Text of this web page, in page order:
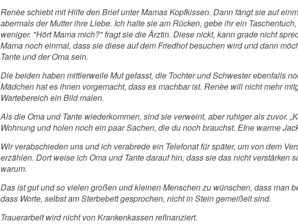
Renèe schiebt mit Hilfe den Brief unter Mamas Kopfkissen. Dann fängt sie auf
abermals der Mutter ihre Liebe. Ich halte sie am Rücken, gebe ihr ein
weniger. "Hört Mama mich?" fragt sie die Ärztin. Diese nickt, kann grade nicht
Mama noch einmal, dass sie diese auf dem Friedhof besuchen wird und dann
Tante und der Oma sein.
Die beiden haben mittlerweile Mut gefasst, die Tochter und Schwester ebenfalls
Mädchen hat es ihnen vorgemacht, dass es machbar ist. Renèe will nicht mehr
Wartebereich ein Bild malen.
Als die Oma und Tante wiederkommen, sind sie verweint, aber ruhiger als zuvor.
Wohnung und holen noch ein paar Sachen, die du noch brauchst. EIne warme
Wir verabschieden uns und ich verabrede ein Telefonat für später, um von dem
erzählen. Dort weise ich Oma und Tante darauf hin, dass sie das nicht verstärken
warum.
Das ist gut und so vielen großen und kleinen Menschen zu wünschen, dass man
dass Worte, selbst am Sterbebett gesprochen, nicht in Stein gemeißelt sind.
Trauerarbeit wird nicht von Krankenkassen refinanziert.